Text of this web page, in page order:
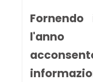
l'anno